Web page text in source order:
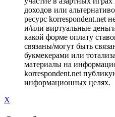
доходов или
ресурс korrespondent.net
и/или виртуальные
какой форме оплату
связаны/могут быть
букмекерами или
материалы на
korrespondent.net
информационных целях.
X